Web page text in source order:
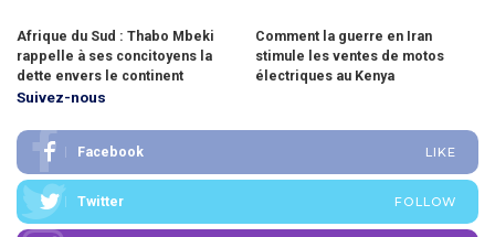
Afrique du Sud : Thabo Mbeki
rappelle à ses concitoyens la
dette envers le continent
Comment la guerre en Iran
stimule les ventes de motos
électriques au Kenya
Suivez-nous
Facebook LIKE
Twitter FOLLOW